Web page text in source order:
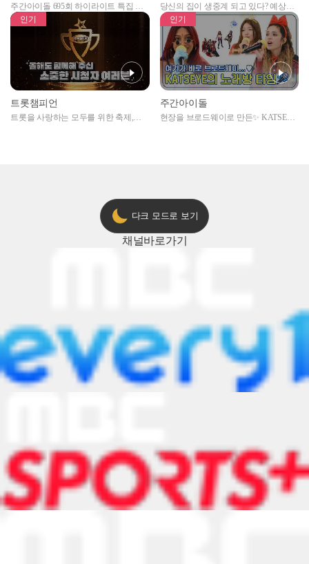
주간아이돌 695회 하이라이트 특집 남
자아이돌편 예고
당신의 집이 생중계 되고 있다? 예상치
못한 곳에서 일어나는 불법촬영 범죄!
인기
트롯챔피언
트롯을 사랑하는 모두를 위한 축제,
인기
주간아이돌
현장을 브로드웨이로 만든✨ KATSEYE
다크 모드로 보기
채널바로가기